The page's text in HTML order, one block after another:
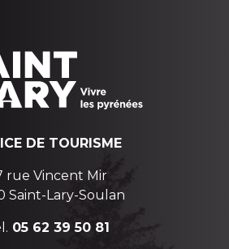
DE TOURISME
rue Vincent Mir
Saint-Lary-Soulan
05 62 39 50 81